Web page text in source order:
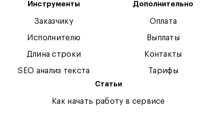
Инструменты
Заказчику
Исполнителю
Длина строки
SEO анализ текста
Дополнительно
Оплата
Выплаты
Контакты
Тарифы
Статьи
Как начать работу в сервисе